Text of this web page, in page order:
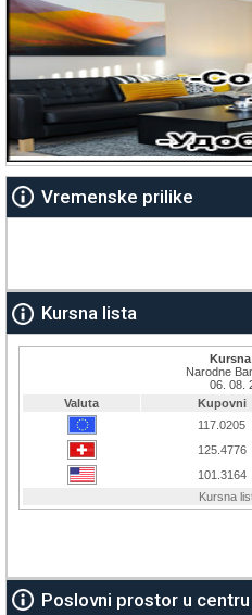
Vremenske prilike
Kursna lista
Poslovni prostor u